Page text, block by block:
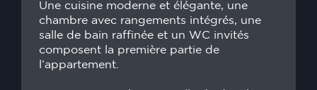
Une cuisine moderne et élégante, une
chambre avec rangements intégrés, une
salle de bain raffinée et un WC invités
composent la première partie de
l’appartement.